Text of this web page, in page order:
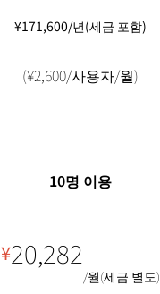
¥171,600/년(세금 포함)
(¥2,600/사용자/월)
10명 이용
¥20,282
/월(세금 별도)